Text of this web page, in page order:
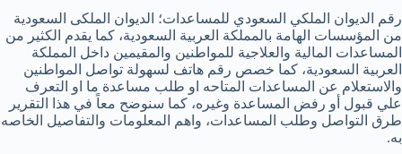
رقم الديوان الملكي السعودي للمساعدات؛ الديوان الملكى السعودية
من المؤسسات الهامة بالمملكة العربية السعودية، كما يقدم الكثير من
المساعدات المالية والعلاجية للمواطنين والمقيمين داخل المملكة
العربية السعودية، كما خصص رقم هاتف لسهولة تواصل المواطنين
والاستعلام عن المساعدات المتاحه او طلب مساعدة ما او التعرف
علي قبول أو رفض المساعدة وغيره، كما سنوضح معاً في هذا التقرير
طرق التواصل وطلب المساعدات، واهم المعلومات والتفاصيل الخاصه
به.